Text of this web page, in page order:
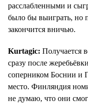
расслабленными и
было бы выиграть, но
закончится вничью.
Kurtagic: Получается
сразу после
соперником Боснии и
место. Финляндия
не думаю, что они